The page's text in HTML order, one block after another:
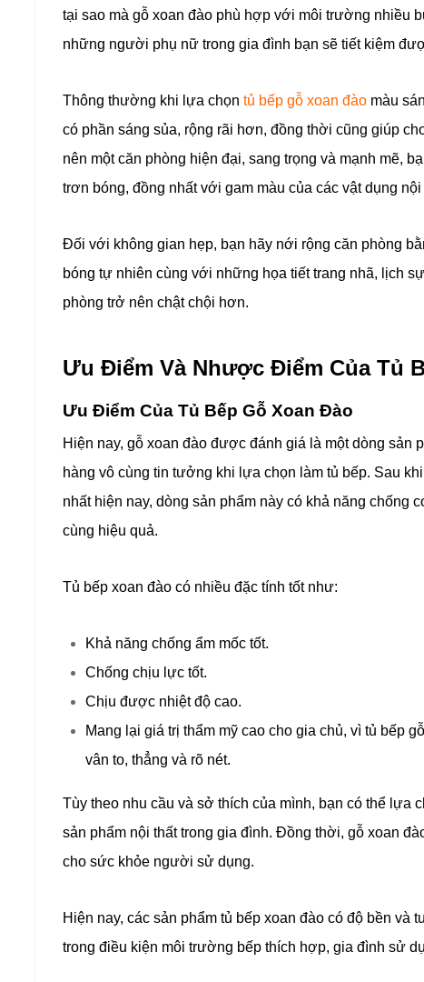
tại sao mà gỗ xoan đào phù hợp với môi trường nhiều
những người phụ nữ trong gia đình bạn sẽ tiết kiệm
Thông thường khi lựa chọn tủ bếp gỗ xoan đào màu
có phần sáng sủa, rộng rãi hơn, đồng thời cũng giúp
nên một căn phòng hiện đại, sang trọng và mạnh mẽ,
trơn bóng, đồng nhất với gam màu của các vật dụng nội
Đối với không gian hẹp, bạn hãy nới rộng căn phòng
bóng tự nhiên cùng với những họa tiết trang nhã, lịch
phòng trở nên chật chội hơn.
Ưu Điểm Và Nhược Điểm Của Tủ
Ưu Điểm Của Tủ Bếp Gỗ Xoan Đào
Hiện nay, gỗ xoan đào được đánh giá là một dòng
hàng vô cùng tin tưởng khi lựa chọn làm tủ bếp. Sau
nhất hiện nay, dòng sản phẩm này có khả năng chống
cùng hiệu quả.
Tủ bếp xoan đào có nhiều đặc tính tốt như:
Khả năng chống ẩm mốc tốt.
Chống chịu lực tốt.
Chịu được nhiệt độ cao.
Mang lại giá trị thẩm mỹ cao cho gia chủ, vì tủ bếp
vân to, thẳng và rõ nét.
Tùy theo nhu cầu và sở thích của mình, bạn có thể lựa
sản phẩm nội thất trong gia đình. Đồng thời, gỗ xoan
cho sức khỏe người sử dụng.
Hiện nay, các sản phẩm tủ bếp xoan đào có độ bền và
trong điều kiện môi trường bếp thích hợp, gia đình sử